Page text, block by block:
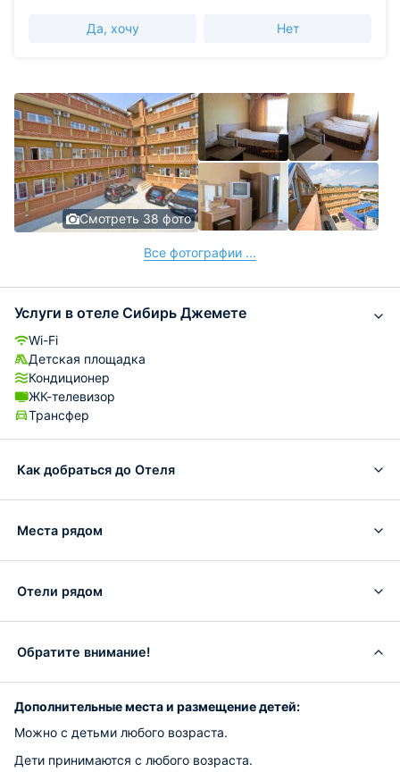
Да, хочу Нет
Смотреть 38 фото
Все фотографии ...
Услуги в отеле Сибирь Джемете
Wi-Fi
Детская площадка
Кондиционер
ЖК-телевизор
Трансфер
Как добраться до Отеля
Места рядом
Отели рядом
Обратите внимание!
Дополнительные места и размещение детей:
Можно с детьми любого возраста.
Дети принимаются с любого возраста.